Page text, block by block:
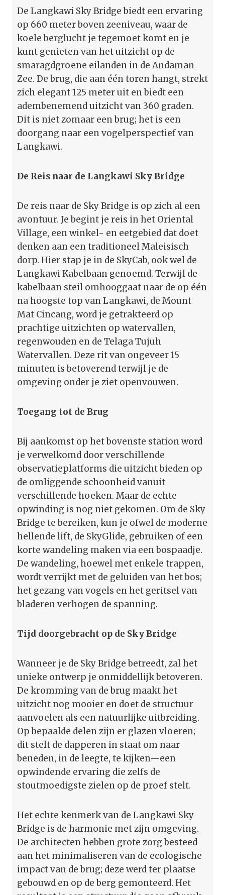
De Langkawi Sky Bridge biedt een ervaring
op 660 meter boven zeeniveau, waar de
koele berglucht je tegemoet komt en je
kunt genieten van het uitzicht op de
smaragdgroene eilanden in de Andaman
Zee. De brug, die aan één toren hangt, strekt
zich elegant 125 meter uit en biedt een
adembenemend uitzicht van 360 graden.
Dit is niet zomaar een brug; het is een
doorgang naar een vogelperspectief van
Langkawi.
De Reis naar de Langkawi Sky Bridge
De reis naar de Sky Bridge is op zich al een
avontuur. Je begint je reis in het Oriental
Village, een winkel- en eetgebied dat doet
denken aan een traditioneel Maleisisch
dorp. Hier stap je in de SkyCab, ook wel de
Langkawi Kabelbaan genoemd. Terwijl de
kabelbaan steil omhooggaat naar de op één
na hoogste top van Langkawi, de Mount
Mat Cincang, word je getrakteerd op
prachtige uitzichten op watervallen,
regenwouden en de Telaga Tujuh
Watervallen. Deze rit van ongeveer 15
minuten is betoverend terwijl je de
omgeving onder je ziet openvouwen.
Toegang tot de Brug
Bij aankomst op het bovenste station word
je verwelkomd door verschillende
observatieplatforms die uitzicht bieden op
de omliggende schoonheid vanuit
verschillende hoeken. Maar de echte
opwinding is nog niet gekomen. Om de Sky
Bridge te bereiken, kun je ofwel de moderne
hellende lift, de SkyGlide, gebruiken of een
korte wandeling maken via een bospaadje.
De wandeling, hoewel met enkele trappen,
wordt verrijkt met de geluiden van het bos;
het gezang van vogels en het geritsel van
bladeren verhogen de spanning.
Tijd doorgebracht op de Sky Bridge
Wanneer je de Sky Bridge betreedt, zal het
unieke ontwerp je onmiddellijk betoveren.
De kromming van de brug maakt het
uitzicht nog mooier en doet de structuur
aanvoelen als een natuurlijke uitbreiding.
Op bepaalde delen zijn er glazen vloeren;
dit stelt de dapperen in staat om naar
beneden, in de leegte, te kijken—een
opwindende ervaring die zelfs de
stoutmoedigste zielen op de proef stelt.
Het echte kenmerk van de Langkawi Sky
Bridge is de harmonie met zijn omgeving.
De architecten hebben grote zorg besteed
aan het minimaliseren van de ecologische
impact van de brug; deze werd ter plaatse
gebouwd en op de berg gemonteerd. Het